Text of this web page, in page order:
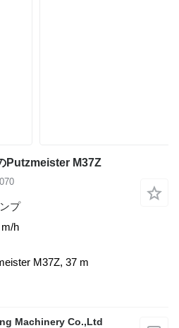
Putzmeister M37Z
プ
h
M37Z, 37 m
Machinery Co.,Ltd